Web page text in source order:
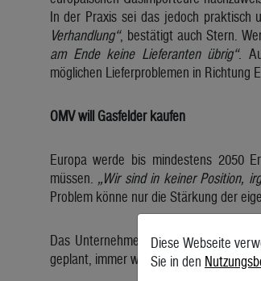
In der Praxis sei das jedoch praktisch
Verhandlung“, bestätigt auch Stern.
am Ende keine Lieferanten übrig“.
möglichen Lieferproblemen in Richtung
OMV will Gasfelder kaufen
Europa werde bis mindestens 2050
müssen. „Wir sind in keiner Position,
Problem könne nur die Stärkung der
Das Unternehmen selbst hat dafür
geplant, immer weiter zu senken, soll
Diese Webseite
Sie in den